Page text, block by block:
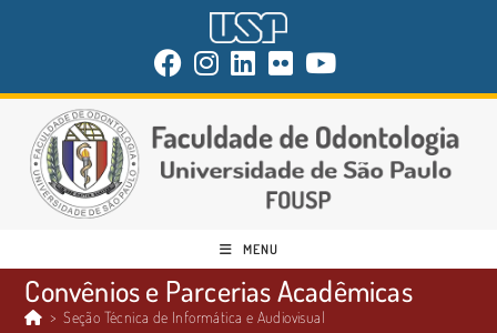
MENU
Convênios e Parcerias Acadêmicas
> Seção Técnica de Informática e Audiovisual